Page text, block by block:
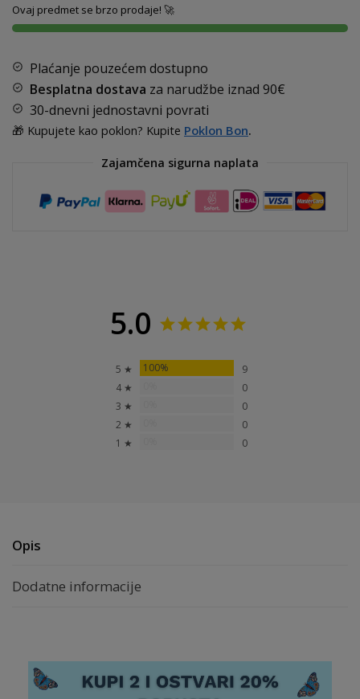
Ovaj predmet se brzo prodaje! 🚀
Plaćanje pouzećem dostupno
Besplatna dostava za narudžbe iznad 90€
30-dnevni jednostavni povrati
🎁 Kupujete kao poklon? Kupite Poklon Bon.
Zajamčena sigurna naplata
5.0
5 ★ 100%
9
4 ★
0
3 ★
0
2 ★
0
1 ★
0
Opis
Dodatne informacije